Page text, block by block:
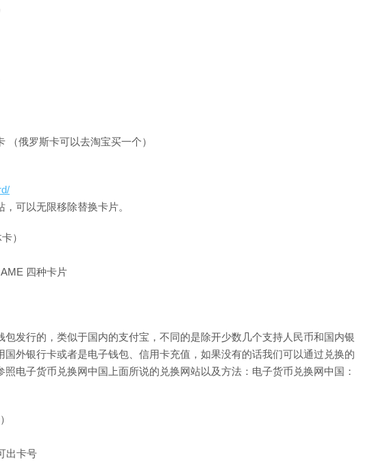
（俄罗斯卡可以去淘宝买一个）
可以无限移除替换卡片。
）
四种卡片
包发行的，类似于国内的支付宝，不同的是除开少数几个支持人民币和国内银
外银行卡或者是电子钱包、信用卡充值，如果没有的话我们可以通过兑换的
电子货币兑换网中国上面所说的兑换网站以及方法：电子货币兑换网中国：
出卡号